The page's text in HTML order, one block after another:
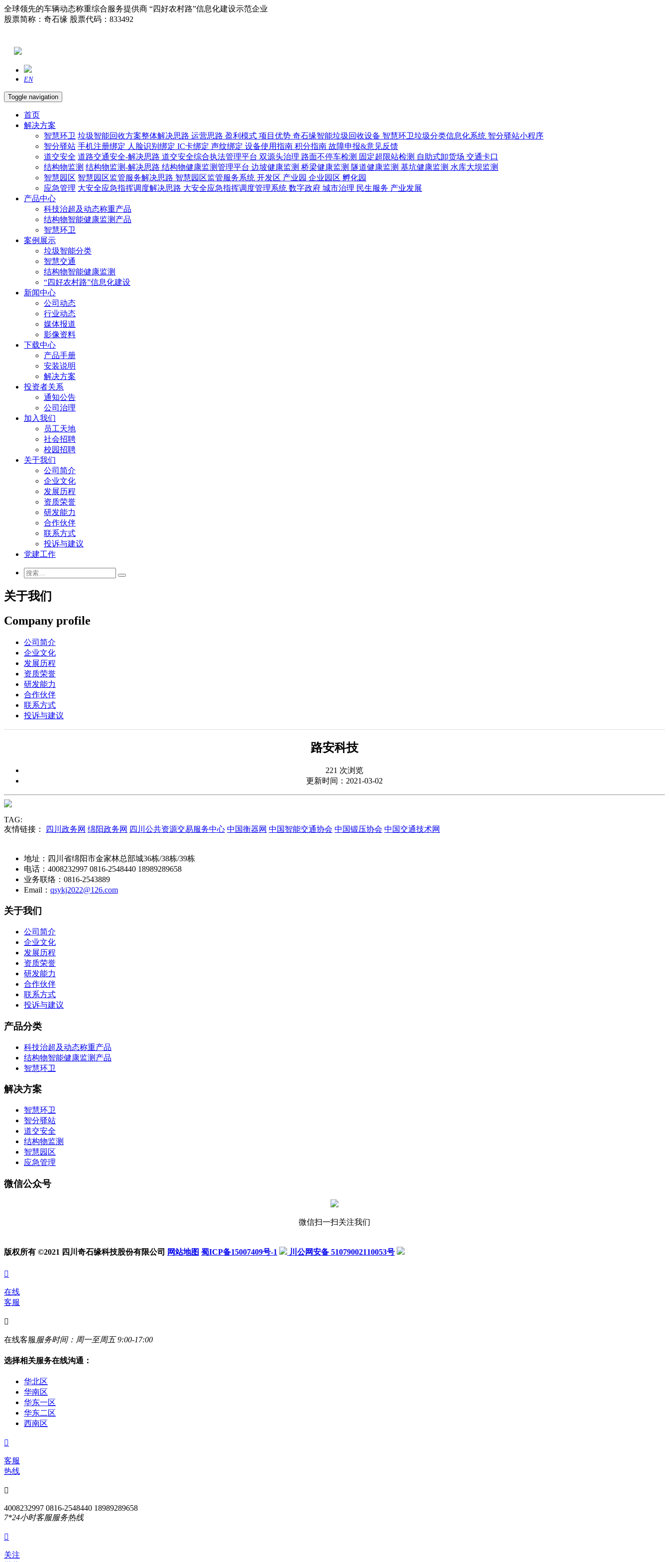
全球领先的车辆动态称重综合服务提供商 “四好农村路”信息化建设示范企业
股票简称：奇石缘 股票代码：833492
EN
Toggle navigation
首页
解决方案
智慧环卫 垃圾智能回收方案整体解决思路 运营思路 盈利模式 项目优势 奇石缘智能垃圾回收设备 智慧环卫垃圾分类信息化系统 智分驿站小程序
智分驿站 手机注册绑定 人脸识别绑定 IC卡绑定 声纹绑定 设备使用指南 积分指南 故障申报&意见反馈
道交安全 道路交通安全-解决思路 道交安全综合执法管理平台 双源头治理 路面不停车检测 固定超限站检测 自助式卸货场 交通卡口
结构物监测 结构物监测-解决思路 结构物健康监测管理平台 边坡健康监测 桥梁健康监测 隧道健康监测 基坑健康监测 水库大坝监测
智慧园区 智慧园区监管服务解决思路 智慧园区监管服务系统 开发区 产业园 企业园区 孵化园
应急管理 大安全应急指挥调度解决思路 大安全应急指挥调度管理系统 数字政府 城市治理 民生服务 产业发展
产品中心
科技治超及动态称重产品
结构物智能健康监测产品
智慧环卫
案例展示
垃圾智能分类
智慧交通
结构物智能健康监测
“四好农村路”信息化建设
新闻中心
公司动态
行业动态
媒体报道
影像资料
下载中心
产品手册
安装说明
解决方案
投资者关系
通知公告
公司治理
加入我们
员工天地
社会招聘
校园招聘
关于我们
公司简介
企业文化
发展历程
资质荣誉
研发能力
合作伙伴
联系方式
投诉与建议
党建工作
关于我们
Company profile
公司简介
企业文化
发展历程
资质荣誉
研发能力
合作伙伴
联系方式
投诉与建议
路安科技
221 次浏览
更新时间：2021-03-02
TAG:
友情链接：
四川政务网 绵阳政务网 四川公共资源交易服务中心 中国衡器网 中国智能交通协会 中国锻压协会 中国交通技术网
地址：四川省绵阳市金家林总部城36栋/38栋/39栋
电话：4008232997 0816-2548440 18989289658
业务联络：0816-2543889
Email： qsykj2022@126.com
关于我们
公司简介
企业文化
发展历程
资质荣誉
研发能力
合作伙伴
联系方式
投诉与建议
产品分类
科技治超及动态称重产品
结构物智能健康监测产品
智慧环卫
解决方案
智慧环卫
智分驿站
道交安全
结构物监测
智慧园区
应急管理
微信公众号
微信扫一扫关注我们
版权所有 ©2021 四川奇石缘科技股份有限公司 网站地图 蜀ICP备15007409号-1 川公网安备 51079002110053号

在线
客服

在线客服 服务时间：周一至周五 9:00-17:00
选择相关服务在线沟通：
华北区
华南区
华东一区
华东二区
西南区

客服
热线

4008232997 0816-2548440 18989289658
7*24小时客服服务热线

关注